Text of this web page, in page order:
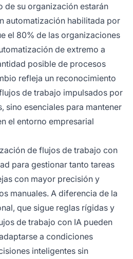
de su organización estarán
automatización habilitada por
el 80% de las organizaciones
de extremo a
posible de procesos
refleja un reconocimiento
de trabajo impulsados por
sino esenciales para mantener
el entorno empresarial
de flujos de trabajo con
para gestionar tanto tareas
con mayor precisión y
manuales. A diferencia de la
que sigue reglas rígidas y
de trabajo con IA pueden
a condiciones
inteligentes sin